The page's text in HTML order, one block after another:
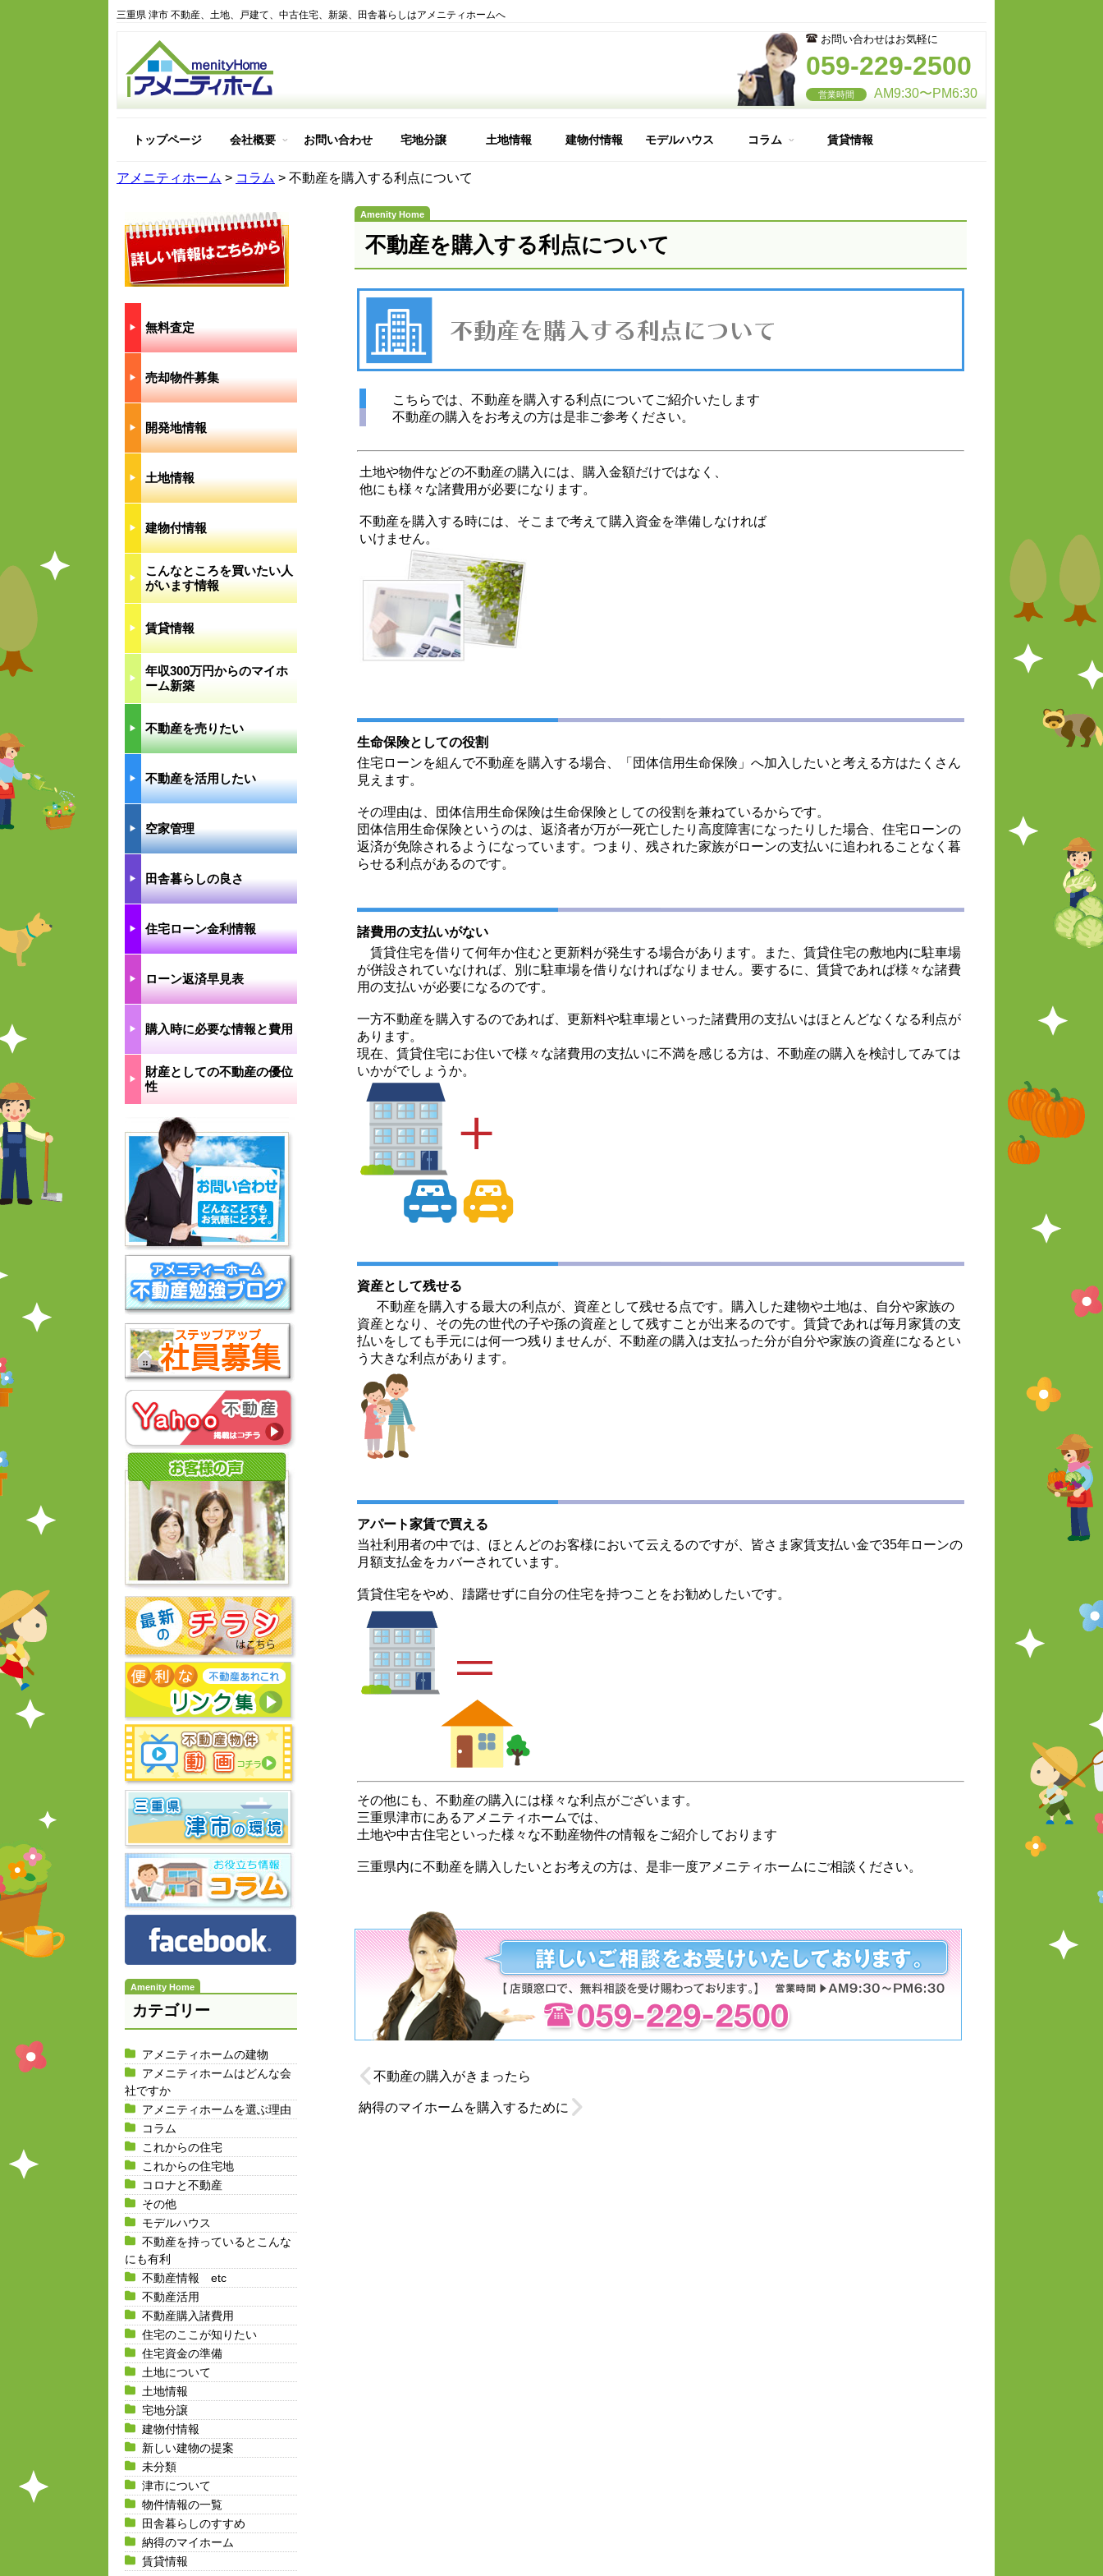
三重県 津市 不動産、土地、戸建て、中古住宅、新築、田舎暮らしはアメニティホームへ
お問い合わせはお気軽に
059-229-2500
営業時間 AM9:30〜PM6:30
トップページ
会社概要
お問い合わせ 宅地分譲 土地情報 建物付情報 モデルハウス
コラム
賃貸情報
アメニティホーム > コラム > 不動産を購入する利点について
▶︎ 無料査定
▶︎ 売却物件募集
▶︎ 開発地情報
▶︎ 土地情報
▶︎ 建物付情報
▶︎
こんなところを買いたい人
がいます情報
▶︎ 賃貸情報
▶︎
年収300万円からのマイホ
ーム新築
▶︎ 不動産を売りたい
▶︎ 不動産を活用したい
▶︎ 空家管理
▶︎ 田舎暮らしの良さ
▶︎ 住宅ローン金利情報
▶︎ ローン返済早見表
▶︎ 購入時に必要な情報と費用
▶︎
財産としての不動産の優位
性
カテゴリー
アメニティホームの建物
アメニティホームはどんな会
社ですか
アメニティホームを選ぶ理由
コラム
これからの住宅
これからの住宅地
コロナと不動産
その他
モデルハウス
不動産を持っているとこんな
にも有利
不動産情報 etc
不動産活用
不動産購入諸費用
住宅のここが知りたい
住宅資金の準備
土地について
土地情報
宅地分譲
建物付情報
新しい建物の提案
未分類
津市について
物件情報の一覧
田舎暮らしのすすめ
納得のマイホーム
賃貸情報
不動産を購入する利点について
こちらでは、不動産を購入する利点についてご紹介いたします
不動産の購入をお考えの方は是非ご参考ください。
土地や物件などの不動産の購入には、購入金額だけではなく、
他にも様々な諸費用が必要になります。
不動産を購入する時には、そこまで考えて購入資金を準備しなければ
いけません。
生命保険としての役割
住宅ローンを組んで不動産を購入する場合、「団体信用生命保険」へ加入したいと考える方はたくさん
見えます。
その理由は、団体信用生命保険は生命保険としての役割を兼ねているからです。
団体信用生命保険というのは、返済者が万が一死亡したり高度障害になったりした場合、住宅ローンの
返済が免除されるようになっています。つまり、残された家族がローンの支払いに追われることなく暮
らせる利点があるのです。
諸費用の支払いがない
賃貸住宅を借りて何年か住むと更新料が発生する場合があります。また、賃貸住宅の敷地内に駐車場
が併設されていなければ、別に駐車場を借りなければなりません。要するに、賃貸であれば様々な諸費
用の支払いが必要になるのです。
一方不動産を購入するのであれば、更新料や駐車場といった諸費用の支払いはほとんどなくなる利点が
あります。
現在、賃貸住宅にお住いで様々な諸費用の支払いに不満を感じる方は、不動産の購入を検討してみては
いかがでしょうか。
資産として残せる
不動産を購入する最大の利点が、資産として残せる点です。購入した建物や土地は、自分や家族の
資産となり、その先の世代の子や孫の資産として残すことが出来るのです。賃貸であれば毎月家賃の支
払いをしても手元には何一つ残りませんが、不動産の購入は支払った分が自分や家族の資産になるとい
う大きな利点があります。
アパート家賃で買える
当社利用者の中では、ほとんどのお客様において云えるのですが、皆さま家賃支払い金で35年ローンの
月額支払金をカバーされています。
賃貸住宅をやめ、躊躇せずに自分の住宅を持つことをお勧めしたいです。
その他にも、不動産の購入には様々な利点がございます。
三重県津市にあるアメニティホームでは、
土地や中古住宅といった様々な不動産物件の情報をご紹介しております
三重県内に不動産を購入したいとお考えの方は、是非一度アメニティホームにご相談ください。
不動産の購入がきまったら
納得のマイホームを購入するために